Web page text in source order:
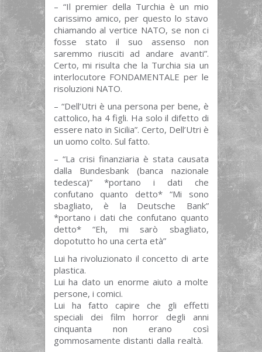
– “Il premier della Turchia è un mio
carissimo amico, per questo lo stavo
chiamando al vertice NATO, se non ci
fosse stato il suo assenso non
saremmo riusciti ad andare avanti”.
Certo, mi risulta che la Turchia sia un
interlocutore FONDAMENTALE per le
risoluzioni NATO.
– “Dell’Utri è una persona per bene, è
cattolico, ha 4 figli. Ha solo il difetto di
essere nato in Sicilia”. Certo, Dell’Utri è
un uomo colto. Sul fatto.
– “La crisi finanziaria è stata causata
dalla Bundesbank (banca nazionale
tedesca)” *portano i dati che
confutano quanto detto* “Mi sono
sbagliato, è la Deutsche Bank”
*portano i dati che confutano quanto
detto* “Eh, mi sarò sbagliato,
dopotutto ho una certa età”
Lui ha rivoluzionato il concetto di arte
plastica.
Lui ha dato un enorme aiuto a molte
persone, i comici.
Lui ha fatto capire che gli effetti
speciali dei film horror degli anni
cinquanta non erano così
gommosamente distanti dalla realtà.